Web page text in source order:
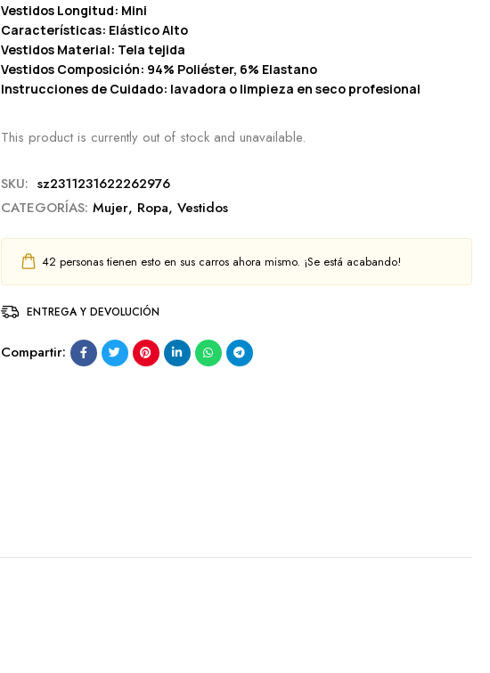
Vestidos Longitud: Mini
Características: Elástico Alto
Vestidos Material: Tela tejida
Vestidos Composición: 94% Poliéster, 6% Elastano
Instrucciones de Cuidado: lavadora o limpieza en seco profesional
This product is currently out of stock and unavailable.
SKU: sz2311231622262976
CATEGORÍAS: Mujer, Ropa, Vestidos
42 personas tienen esto en sus carros ahora mismo. ¡Se está acabando!
ENTREGA Y DEVOLUCIÓN
Compartir: